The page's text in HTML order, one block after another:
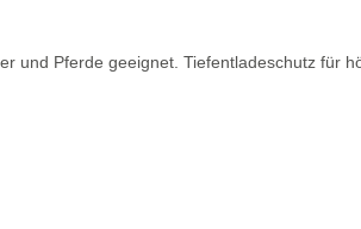
und Pferde geeignet. Tiefentladeschutz für